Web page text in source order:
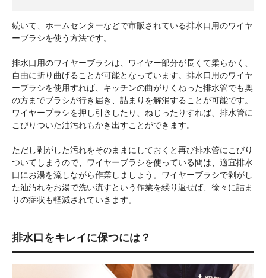
続いて、ホームセンターなどで市販されている排水口用のワイヤ
ーブラシを使う方法です。
排水口用のワイヤーブラシは、ワイヤー部分が長くて柔らかく、
自由に折り曲げることが可能となっています。排水口用のワイヤ
ーブラシを使用すれば、キッチンの曲がりくねった排水管でも奥
の方までブラシが行き届き、詰まりを解消することが可能です。
ワイヤーブラシを押し引きしたり、ねじったりすれば、排水管に
こびりついた油汚れもかき出すことができます。
ただし剥がした汚れをそのままにしておくと再び排水管にこびり
ついてしまうので、ワイヤーブラシを使っている間は、適宜排水
口にお湯を流しながら作業しましょう。ワイヤーブラシで剥がし
た油汚れをお湯で洗い流すという作業を繰り返せば、徐々に詰ま
りの症状も軽減されていきます。
排水口をキレイに保つには？